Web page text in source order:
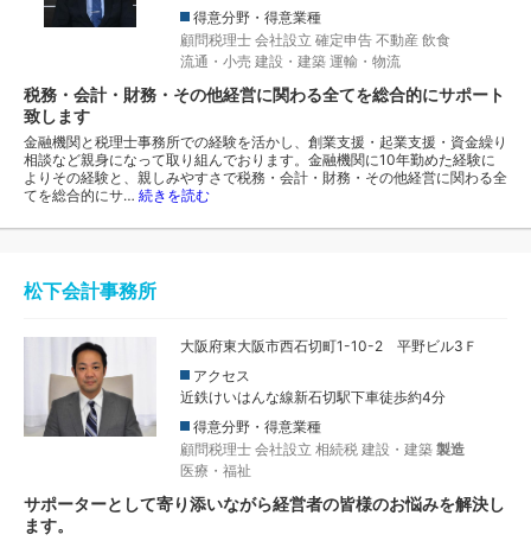
得意分野・得意業種
顧問税理士 会社設立 確定申告 不動産 飲食
流通・小売 建設・建築 運輸・物流
税務・会計・財務・その他経営に関わる全てを総合的にサポート
致します
金融機関と税理士事務所での経験を活かし、創業支援・起業支援・資金繰り
相談など親身になって取り組んでおります。金融機関に10年勤めた経験に
よりその経験と、親しみやすさで税務・会計・財務・その他経営に関わる全
てを総合的にサ… 続きを読む
松下会計事務所
大阪府東大阪市西石切町1-10-2 平野ビル3Ｆ
アクセス
近鉄けいはんな線新石切駅下車徒歩約4分
得意分野・得意業種
顧問税理士 会社設立 相続税 建設・建築 製造
医療・福祉
サポーターとして寄り添いながら経営者の皆様のお悩みを解決し
ます。